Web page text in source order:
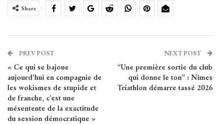
Share
PREV POST
« Ce qui se bajoue
aujourd’hui en compagnie de
les wokismes de stupide et
de franche, c’est une
mésentente de la exactitude
du session démocratique »
NEXT POST
“Une première sortie du club
qui donne le ton” : Nîmes
Triathlon démarre tassé 2026